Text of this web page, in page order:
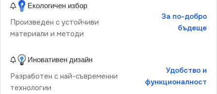
Екологичен избор
Произведен с устойчиви
материали и методи
За по-добро
бъдеще
Иновативен дизайн
Разработен с най-съвременни
технологии
Удобство и
функционалност